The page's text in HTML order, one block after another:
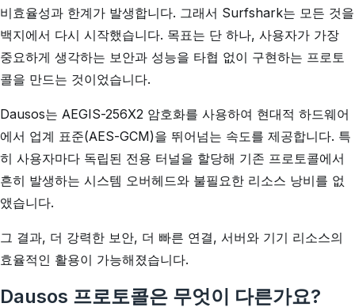
비효율성과 한계가 발생합니다. 그래서 Surfshark는 모든 것을
백지에서 다시 시작했습니다. 목표는 단 하나, 사용자가 가장
중요하게 생각하는 보안과 성능을 타협 없이 구현하는 프로토
콜을 만드는 것이었습니다.
Dausos는 AEGIS-256X2 암호화를 사용하여 현대적 하드웨어
에서 업계 표준(AES-GCM)을 뛰어넘는 속도를 제공합니다. 특
히 사용자마다 독립된 전용 터널을 할당해 기존 프로토콜에서
흔히 발생하는 시스템 오버헤드와 불필요한 리소스 낭비를 없
앴습니다.
그 결과, 더 강력한 보안, 더 빠른 연결, 서버와 기기 리소스의
효율적인 활용이 가능해졌습니다.
Dausos 프로토콜은 무엇이 다른가요?